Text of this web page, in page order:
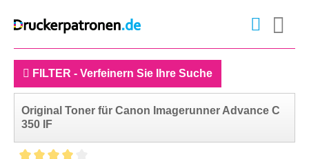
FILTER - Verfeinern Sie Ihre Suche
Original Toner für Canon Imagerunner Advance C
350 IF